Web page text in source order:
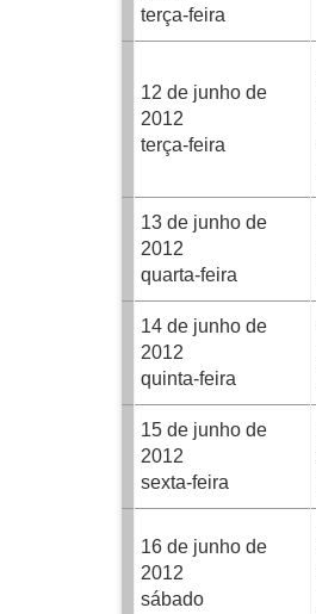
terça-feira
12 de junho de
2012
terça-feira
13 de junho de
2012
quarta-feira
14 de junho de
2012
quinta-feira
15 de junho de
2012
sexta-feira
16 de junho de
2012
sábado